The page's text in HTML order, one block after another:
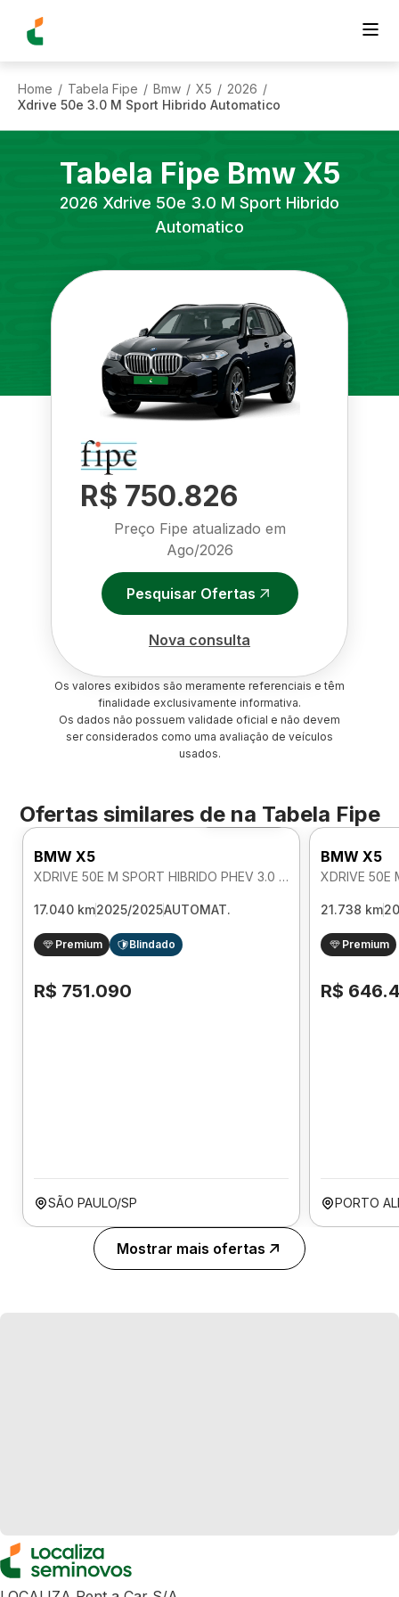
Home / Tabela Fipe / Bmw / X5 / 2026 /
Xdrive 50e 3.0 M Sport Hibrido Automatico
Tabela Fipe Bmw X5
2026 Xdrive 50e 3.0 M Sport Hibrido
Automatico
R$ 750.826
Preço Fipe atualizado em
Ago/2026
Pesquisar Ofertas
Nova consulta
Os valores exibidos são meramente referenciais e têm
finalidade exclusivamente informativa.
Os dados não possuem validade oficial e não devem
ser considerados como uma avaliação de veículos
usados.
Ofertas similares de na Tabela Fipe
Foto 360º
BMW X5
XDRIVE 50E M SPORT HIBRIDO PHEV 3.0 AUTOMATICO
17.040 km2025/2025AUTOMAT.
Premium Blindado
R$ 751.090
SÃO PAULO/SP
BMW X5
21.738 km
Premium
R$
PORTO
Mostrar mais ofertas